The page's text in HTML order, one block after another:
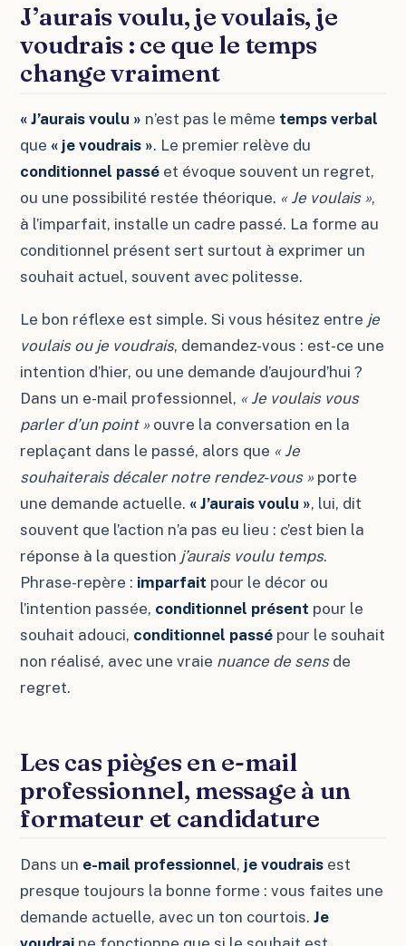
J’aurais voulu, je voulais, je
voudrais : ce que le temps
change vraiment
« J’aurais voulu » n’est pas le même temps verbal
que « je voudrais ». Le premier relève du
conditionnel passé et évoque souvent un regret,
ou une possibilité restée théorique. « Je voulais »,
à l’imparfait, installe un cadre passé. La forme au
conditionnel présent sert surtout à exprimer un
souhait actuel, souvent avec politesse.
Le bon réflexe est simple. Si vous hésitez entre je
voulais ou je voudrais, demandez-vous : est-ce une
intention d’hier, ou une demande d’aujourd’hui ?
Dans un e-mail professionnel, « Je voulais vous
parler d’un point » ouvre la conversation en la
replaçant dans le passé, alors que « Je
souhaiterais décaler notre rendez-vous » porte
une demande actuelle. « J’aurais voulu », lui, dit
souvent que l’action n’a pas eu lieu : c’est bien la
réponse à la question j’aurais voulu temps.
Phrase-repère : imparfait pour le décor ou
l’intention passée, conditionnel présent pour le
souhait adouci, conditionnel passé pour le souhait
non réalisé, avec une vraie nuance de sensde
regret.
Les cas pièges en e-mail
professionnel, message à un
formateur et candidature
Dans un e-mail professionnel, je voudrais est
presque toujours la bonne forme : vous faites une
demande actuelle, avec un ton courtois.Je